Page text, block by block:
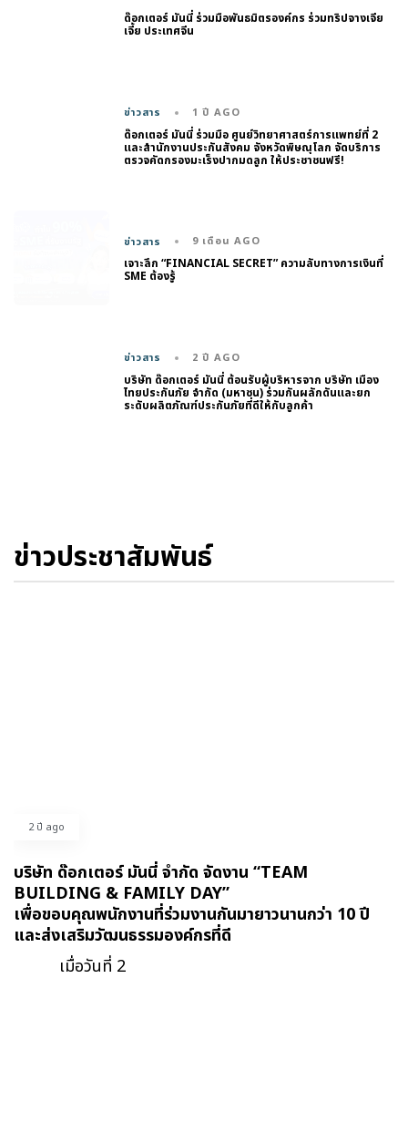
ด๊อกเตอร์ มันนี่ ร่วมมือพันธมิตรองค์กร ร่วมทริปจางเจีย
เจี้ย ประเทศจีน
ข่าวสาร 1 ปี AGO
ด๊อกเตอร์ มันนี่ ร่วมมือ ศูนย์วิทยาศาสตร์การแพทย์ที่ 2
และสำนักงานประกันสังคม จังหวัดพิษณุโลก จัดบริการ
ตรวจคัดกรองมะเร็งปากมดลูก ให้ประชาชนฟรี!
ข่าวสาร 9 เดือน AGO
เจาะลึก “FINANCIAL SECRET” ความลับทางการเงินที่
SME ต้องรู้
ข่าวสาร 2 ปี AGO
บริษัท ด๊อกเตอร์ มันนี่ ต้อนรับผู้บริหารจาก บริษัท เมือง
ไทยประกันภัย จำกัด (มหาชน) ร่วมกันผลักดันและยก
ระดับผลิตภัณฑ์ประกันภัยที่ดีให้กับลูกค้า
ข่าวประชาสัมพันธ์
2 ปี ago
บริษัท ด๊อกเตอร์ มันนี่ จำกัด จัดงาน “TEAM
BUILDING & FAMILY DAY”
เพื่อขอบคุณพนักงานที่ร่วมงานกันมายาวนานกว่า 10 ปี
และส่งเสริมวัฒนธรรมองค์กรที่ดี
เมื่อวันที่ 2